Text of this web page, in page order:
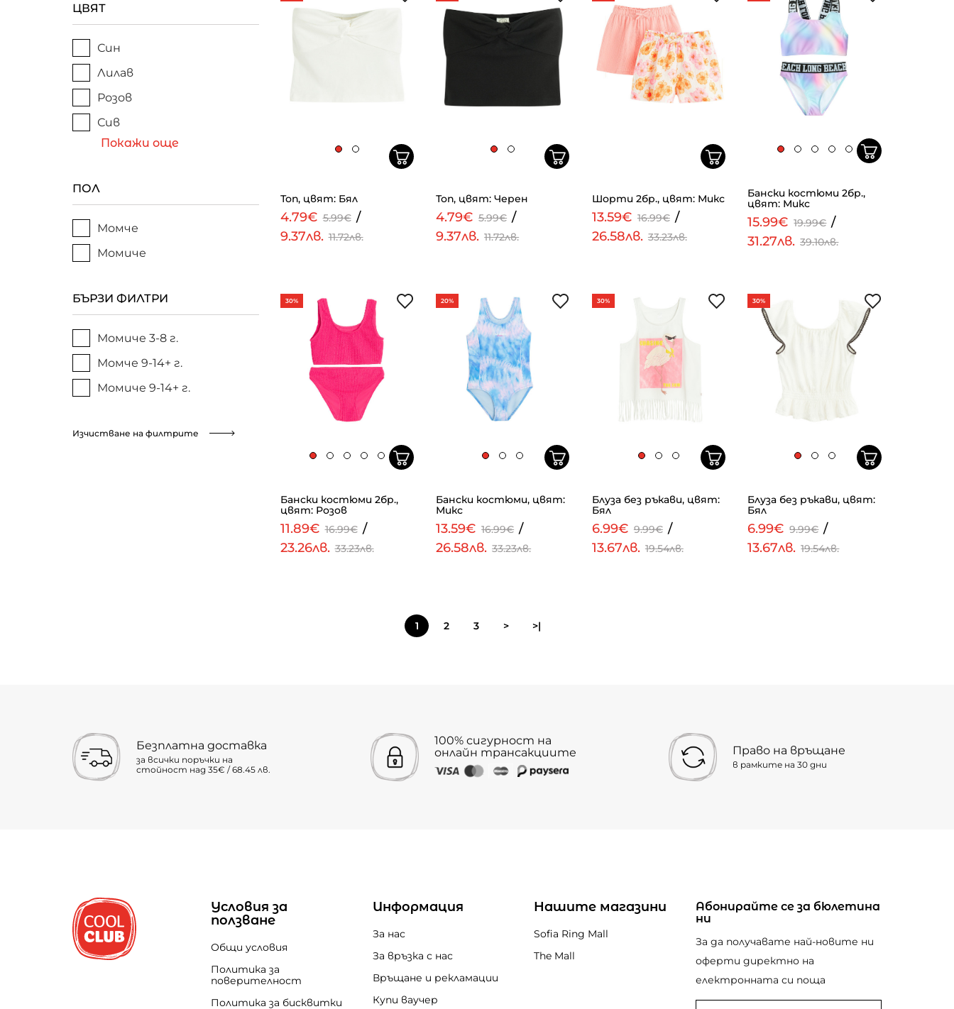
ЦВЯТ
Син
Лилав
Розов
Сив
Покажи още
ПОЛ
Момче
Момиче
БЪРЗИ ФИЛТРИ
Момиче 3-8 г.
Момче 9-14+ г.
Момиче 9-14+ г.
Изчистване на филтрите
Топ, цвят: Бял
4.79€ 5.99€ /
9.37лв. 11.72лв.
Топ, цвят: Черен
4.79€ 5.99€ /
9.37лв. 11.72лв.
Шорти 2бр., цвят: Микс
13.59€ 16.99€ /
26.58лв. 33.23лв.
Бански костюми 2бр.,
цвят: Микс
15.99€ 19.99€ /
31.27лв. 39.10лв.
30%
Бански костюми 2бр.,
цвят: Розов
11.89€ 16.99€ /
23.26лв. 33.23лв.
20%
Бански костюми, цвят:
Микс
13.59€ 16.99€ /
26.58лв. 33.23лв.
30%
Блуза без ръкави, цвят:
Бял
6.99€ 9.99€ /
13.67лв. 19.54лв.
30%
Блуза без ръкави, цвят:
Бял
6.99€ 9.99€ /
13.67лв. 19.54лв.
1 2 3 > >|
Безплатна доставка
за всички поръчки на
стойност над 35€ / 68.45 лв.
100% сигурност на
онлайн трансакциите
Право на връщане
в рамките на 30 дни
Условия за
ползване
Общи условия
Политика за
поверителност
Политика за бисквитки
Информация
За нас
За връзка с нас
Връщане и рекламации
Купи ваучер
Нашите магазини
Sofia Ring Mall
The Mall
Абонирайте се за бюлетина
ни
За да получавате най-новите ни
оферти директно на
електронната си поща